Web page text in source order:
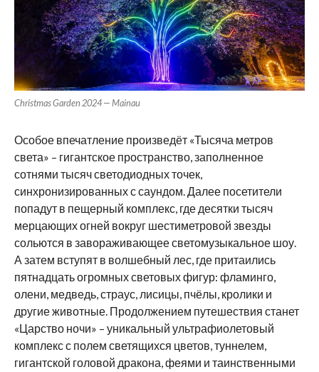
Christmas Garden 2024 — Mainau
Особое впечатление произведёт «Тысяча метров
света» – гигантское пространство, заполненное
сотнями тысяч светодиодных точек,
синхронизированных с саундом. Далее посетители
попадут в пещерный комплекс, где десятки тысяч
мерцающих огней вокруг шестиметровой звезды
сольются в завораживающее светомузыкальное шоу.
А затем вступят в волшебный лес, где притаились
пятнадцать огромных световых фигур: фламинго,
олени, медведь, страус, лисицы, пчёлы, кролики и
другие животные. Продолжением путешествия станет
«Царство ночи» – уникальный ультрафиолетовый
комплекс с полем светящихся цветов, туннелем,
гигантской головой дракона, феями и таинственными